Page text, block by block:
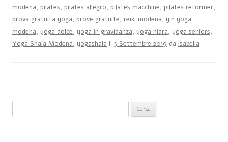
modena, pilates, pilates allegro, pilates macchine, pilates reformer,
prova gratuita yoga, prove gratuite, reiki modena, yin yoga
modena, yoga dolce, yoga in gravidanza, yoga nidra, yoga seniors,
Yoga Shala Modena, yogashala il 5 Settembre 2019 da Isabella